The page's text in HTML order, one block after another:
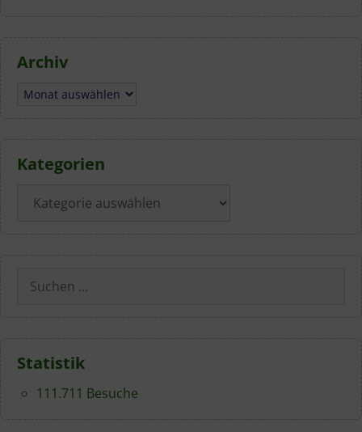
Archiv
Archiv
Kategorien
Suchen
nach:
Statistik
111.711 Besuche